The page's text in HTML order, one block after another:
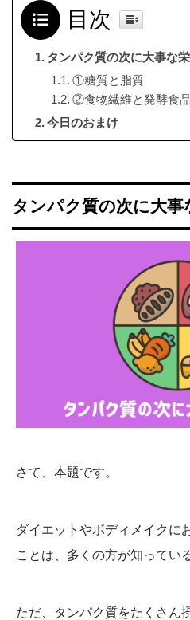
目次
タンパク質の次に大事な
①糖質と脂質
②食物繊維と発酵食品
今日のおまけ
タンパク質の次に大事
さて、本題です。
ダイエットやボディメイクに
ことは、多くの方が知ってい
ただ、タンパク質をたくさん